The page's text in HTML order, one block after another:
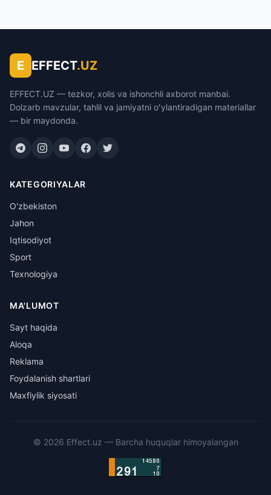
E EFFECT.UZ
EFFECT.UZ — tezkor, xolis va ishonchli axborot manbai.
Dolzarb mavzular, tahlil va jamiyatni oʻylantiradigan materiallar
— bir maydonda.
KATEGORIYALAR
O'zbekiston
Jahon
Iqtisodiyot
Sport
Texnologiya
MA'LUMOT
Sayt haqida
Aloqa
Reklama
Foydalanish shartlari
Maxfiylik siyosati
© 2026 Effect.uz — Barcha huquqlar himoyalangan